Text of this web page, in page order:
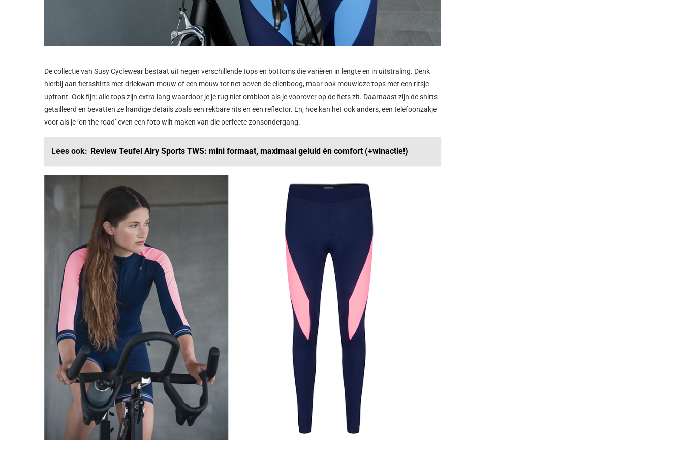
De collectie van Susy Cyclewear bestaat uit negen verschillende tops en bottoms die variëren in lengte en in uitstraling. Denk
hierbij aan fietsshirts met driekwart mouw of een mouw tot net boven de ellenboog, maar ook mouwloze tops met een ritsje
upfront. Ook fijn: alle tops zijn extra lang waardoor je je rug niet ontbloot als je voorover op de fiets zit. Daarnaast zijn de shirts
getailleerd en bevatten ze handige details zoals een rekbare rits en een reflector. En, hoe kan het ook anders, een telefoonzakje
voor als je ‘on the road’ even een foto wilt maken van die perfecte zonsondergang.
Lees ook: Review Teufel Airy Sports TWS: mini formaat, maximaal geluid én comfort (+winactie!)